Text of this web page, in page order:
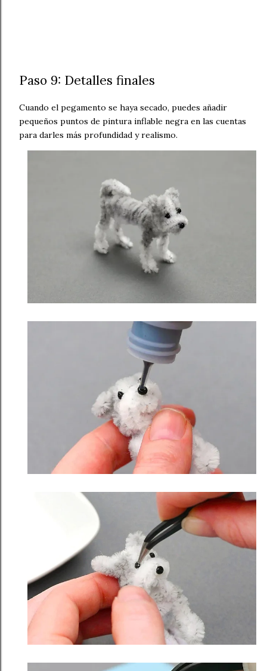
Paso 9: Detalles finales
Cuando el pegamento se haya secado, puedes añadir
pequeños puntos de pintura inflable negra en las cuentas
para darles más profundidad y realismo.